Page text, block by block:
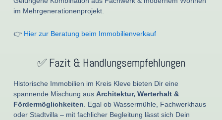
im Mehrgenerationenprojekt.
👉 Hier zur Beratung beim Immobilienverkauf
✅ Fazit & Handlungsempfehlungen
Historische Immobilien im Kreis Kleve bieten Dir eine
spannende Mischung aus Architektur, Werterhalt &
Fördermöglichkeiten . Egal ob Wassermühle, Fachwerkhaus
oder Stadtvilla – mit fachlicher Begleitung lässt sich Dein